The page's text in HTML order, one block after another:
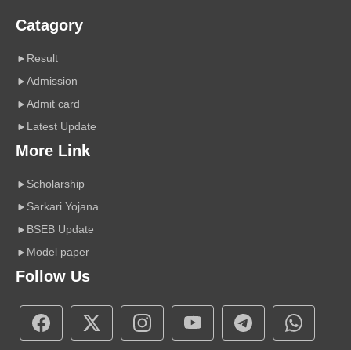
Catagory
Result
Admission
Admit card
Latest Update
More Link
Scholarship
Sarkari Yojana
BSEB Update
Model paper
Follow Us